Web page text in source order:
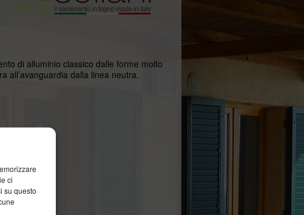
ci
su questo
di alluminio classico dalle forme molto
all’avanguardia dalla linea neutra.